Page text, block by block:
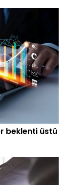
beklenti üstü